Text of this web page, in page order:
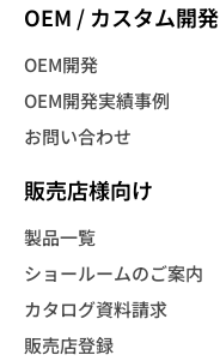
OEM / カスタム開発
OEM開発
OEM開発実績事例
お問い合わせ
販売店様向け
製品一覧
ショールームのご案内
カタログ資料請求
販売店登録